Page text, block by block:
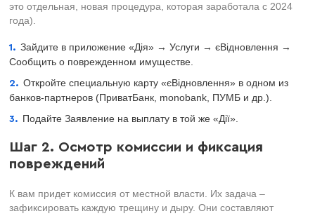
это отдельная, новая процедура, которая заработала с 2024
года).
Зайдите в приложение «Дія» → Услуги → єВідновлення →
Сообщить о поврежденном имуществе.
Откройте специальную карту «єВідновлення» в одном из
банков-партнеров (ПриватБанк, monobank, ПУМБ и др.).
Подайте Заявление на выплату в той же «Дії».
Шаг 2. Осмотр комиссии и фиксация
повреждений
К вам придет комиссия от местной власти. Их задача –
зафиксировать каждую трещину и дыру. Они составляют